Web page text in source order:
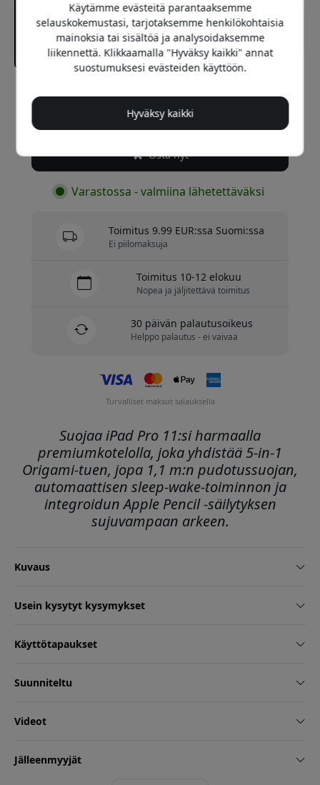
Suositeltava hinta
54.99 EUR
Osta nyt
Varastossa - valmiina lähetettäväksi
Toimitus 9.99 EUR:ssa Suomi:ssa
Ei piilomaksuja
Toimitus 10-12 elokuu
Nopea ja jäljitettävä toimitus
30 päivän palautusoikeus
Helppo palautus - ei vaivaa
Turvalliset maksut salauksella
Suojaa iPad Pro 11:si harmaalla
premiumkotelolla, joka yhdistää 5-in-1
Origami-tuen, jopa 1,1 m:n pudotussuojan,
automaattisen sleep-wake-toiminnon ja
integroidun Apple Pencil -säilytyksen
sujuvampaan arkeen.
Kuvaus
Usein kysytyt kysymykset
Käyttötapaukset
Suunniteltu
Videot
Jälleenmyyjät
Käytämme evästeitä parantaaksemme
selauskokemustasi, tarjotaksemme henkilökohtaisia
mainoksia tai sisältöä ja analysoidaksemme
liikennettä. Klikkaamalla "Hyväksy kaikki" annat
suostumuksesi evästeiden käyttöön.
Hyväksy kaikki